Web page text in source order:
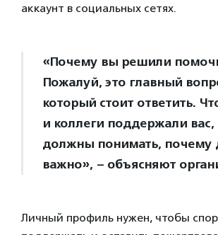
аккаунт в социальных сетях.
«Почему вы решили
Пожалуй, это главный
который стоит ответить.
и коллеги поддержали вас,
должны понимать, почему
важно», – объясняют
Личный профиль нужен, чтобы